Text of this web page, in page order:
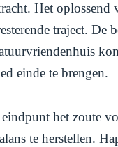
Het oplossend
traject. De
einde te brengen.
het zoute
te herstellen.